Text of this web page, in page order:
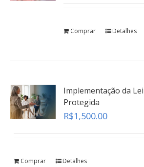
Comprar Detalhes
Implementação da
Protegida
R$1,500.00
Comprar Detalhes